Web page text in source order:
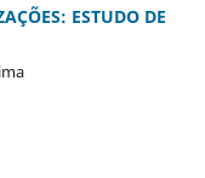
ESTUDO DE